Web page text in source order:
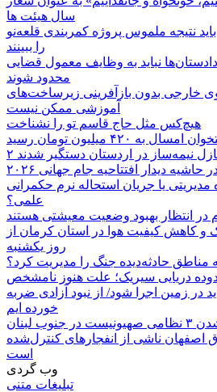
سال هیئت ها
نتیجه ملموس پروژه کمربندی قلعه‌نو
را ببینند
نباید به وظایف معمول قضایی
محدود شوند
خارجی بدون بازآفرینی زیرساخت‌های
آموزشی ممکن نیست
هیچ‌کس مثل حاج قاسم تو را نشناخت
۴۲۰ میلیون تومان رسید
نیمه‌ساز در اردستان دستگیر شدند
دیدار افتتاحیه جام جهانی ۲۰۲۶
یا جریان استحاله نرم حکمرانی
علمی؟
در انتظار بهبود وضعیت معیشتی هستند
کاهش کیفیت هوا در استان کرمان از
روز یکشنبه
مناطق حادثه‌دیده جنگ را مدیریت کرد؟
دریایی سیریک؛ علت هنوز نامشخص
در زمین اجرا شود/ از نبود آزادی ضربه
خورده ایم
جنوب لبنان
ناشی از انفجارهای کنترل‌شده
است
وب گردی
تبلیغات متنی